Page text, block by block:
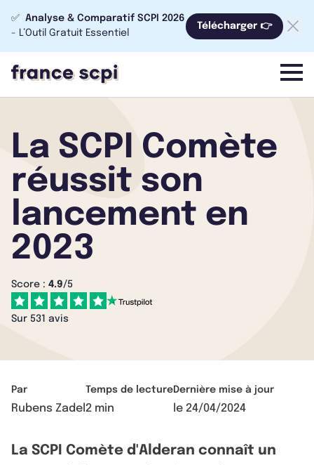
✅ Analyse & Comparatif SCPI 2026
- L’Outil Gratuit Essentiel
Télécharger 👉
menu
La SCPI Comète
réussit son
lancement en
2023
Score : 4.9/5
Sur 531 avis
Par
Rubens Zadel
Temps de lecture
2 min
Dernière mise à jour
le 24/04/2024
La SCPI Comète d'Alderan connaît un